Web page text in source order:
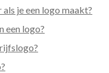
je een logo maakt?
een logo?